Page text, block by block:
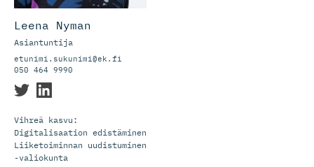
Leena Nyman
Asiantuntija
etunimi.sukunimi@ek.fi
050 464 9990
Vihreä kasvu:
Digitalisaation edistäminen
Liiketoiminnan uudistuminen
-valiokunta